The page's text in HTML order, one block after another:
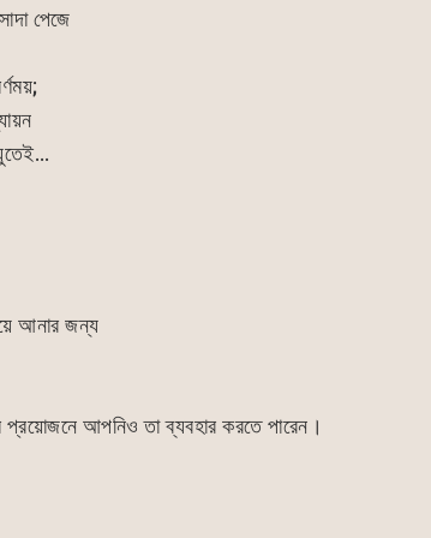
পেজে
আনার জন্য
প্রয়োজনে আপনিও তা ব্যবহার করতে পারেন।